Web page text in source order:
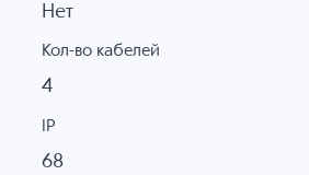
Нет
Кол-во кабелей
4
IP
68